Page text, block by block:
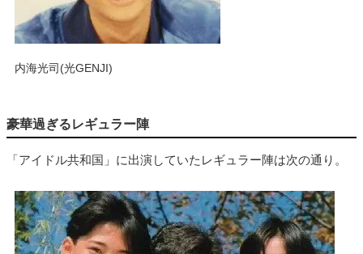
内海光司(光GENJI)
豪華過ぎるレギュラー陣
「アイドル共和国」に出演していたレギュラー陣は次の通り。